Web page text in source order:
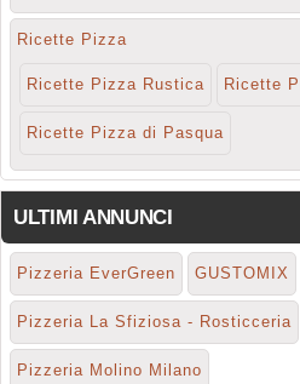
Ricette Pizza
Ricette Pizza Rustica Ricette
Ricette Pizza di Pasqua
ULTIMI ANNUNCI
Pizzeria EverGreen GUSTOMIX
Pizzeria La Sfiziosa - Rosticceria
Pizzeria Molino Milano